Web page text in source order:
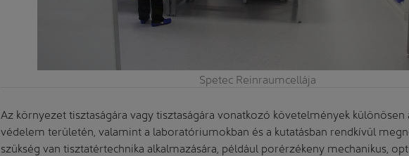
Spetec Reinraumcellája
Az környezet tisztaságára vagy tisztaságára vonatkozó követelmények különösen
védelem területén, valamint a laboratóriumokban és a kutatásban rendkívül
szükség van tisztatértechnika alkalmazására, például porérzékeny mechanikus,